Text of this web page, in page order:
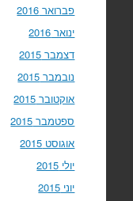
פברואר 2016
ינואר 2016
דצמבר 2015
נובמבר 2015
אוקטובר 2015
ספטמבר 2015
אוגוסט 2015
יולי 2015
יוני 2015